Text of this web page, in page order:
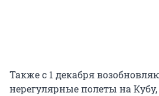
Также с 1 декабря
нерегулярные полеты на